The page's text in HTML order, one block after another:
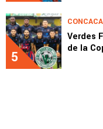
5
Verdes
de la